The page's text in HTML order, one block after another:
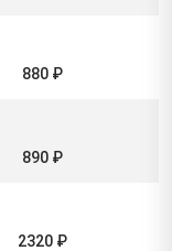
880 ₽
890 ₽
2320 ₽